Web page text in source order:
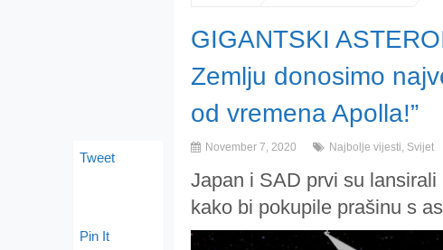
GIGANTSKI
Zemlju donosimo
od vremena Apolla!”
November 7, 2020 Najbolje vijesti, Svijet
Japan i SAD prvi su
kako bi pokupile prašinu s
Tweet
Pin It